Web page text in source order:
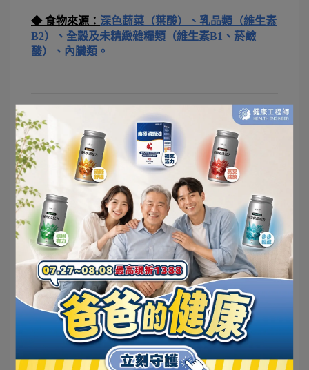
◆ 食物來源： 深色蔬菜（葉酸）、乳品類（維生素
B2）、全穀及未精緻雜糧類（維生素B1、菸鹼
酸）、內臟類。
3.3. 維生素D
維生素D又稱為陽光維生素，可由日照身體自行合
成。維生素Ｄ能幫助鈣質的吸收，共同維護骨骼健
康。但現代人生活型態及習慣普遍無法有充足的日
曬，因此維生素D的攝取近年來受到重視。補充維
生素Ｄ有助於幫助減少負面情緒的產生，避免引發
焦慮、憂鬱情緒 12)。
◆ 食物來源：肝臟、蛋黃、乾香菇、鮭魚、比目
魚、舞菇、黑木耳。
▼ 參考文獻